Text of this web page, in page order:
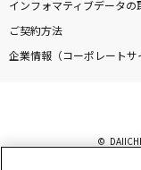
インフォマティブデータの
ご契約方法
企業情報（コーポレートサ
©